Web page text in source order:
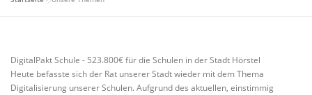
DigitalPakt Schule - 523.800€ für die Schulen in der Stadt Hörstel
Heute befasste sich der Rat unserer Stadt wieder mit dem Thema
Digitalisierung unserer Schulen. Aufgrund des aktuellen, einstimmig